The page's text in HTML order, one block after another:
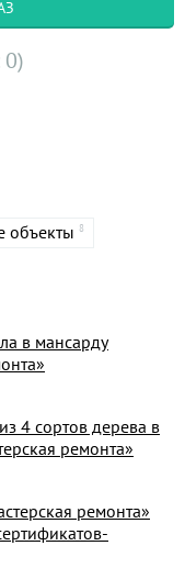
0)
объекты 8
в мансарду
4 сортов дерева в
ремонта»
ремонта»